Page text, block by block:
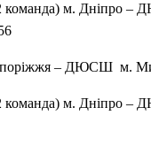
м. Дніпро –
– ДЮСШ м.
м. Дніпро –